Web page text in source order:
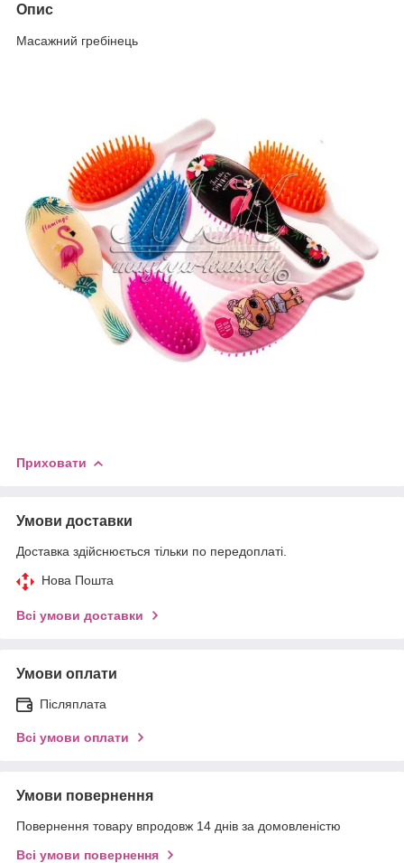
Опис
Масажний гребінець
Приховати
Умови доставки
Доставка здійснюється тільки по передоплаті.
Нова Пошта
Всі умови доставки
Умови оплати
Післяплата
Всі умови оплати
Умови повернення
Повернення товару впродовж 14 днів за домовленістю
Всі умови повернення